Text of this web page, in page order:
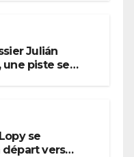
Julián
une piste se
se
départ vers